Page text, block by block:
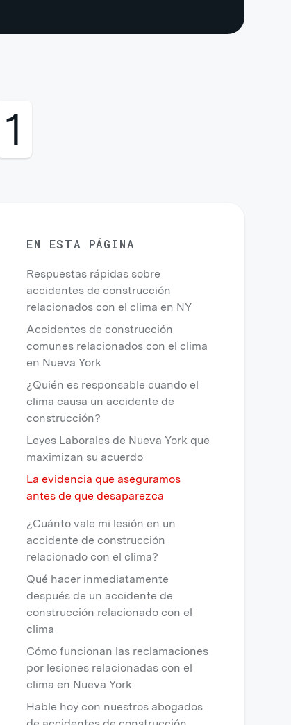
0
EN ESTA PÁGINA
Respuestas rápidas sobre
accidentes de construcción
relacionados con el clima en NY
Accidentes de construcción
comunes relacionados con el clima
en Nueva York
¿Quién es responsable cuando el
clima causa un accidente de
construcción?
Leyes Laborales de Nueva York que
maximizan su acuerdo
La evidencia que aseguramos
antes de que desaparezca
¿Cuánto vale mi lesión en un
accidente de construcción
relacionado con el clima?
Qué hacer inmediatamente
después de un accidente de
construcción relacionado con el
clima
Cómo funcionan las reclamaciones
por lesiones relacionadas con el
clima en Nueva York
Hable hoy con nuestros abogados